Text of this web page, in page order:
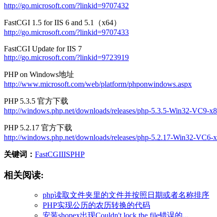
http://go.microsoft.com/?linkid=9707432
FastCGI 1.5 for IIS 6 and 5.1（x64）
http://go.microsoft.com/?linkid=9707433
FastCGI Update for IIS 7
http://go.microsoft.com/?linkid=9723919
PHP on Windows地址
http://www.microsoft.com/web/platform/phponwindows.aspx
PHP 5.3.5 官方下载
http://windows.php.net/downloads/releases/php-5.3.5-Win32-VC9-
PHP 5.2.17 官方下载
http://windows.php.net/downloads/releases/php-5.2.17-Win32-VC6-
关键词： FastCGIIISPHP
相关阅读:
php读取文件夹里的文件并按照日期或者名称排序
PHP实现公历的农历转换的代码